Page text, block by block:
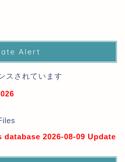
Alert
スされています
2026-08-09 Update